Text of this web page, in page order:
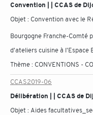
Convention | | CCAS de
Objet : Convention avec le
Bourgogne Franche-Comté
d'ateliers cuisine à l'Espace
Thème : CONVENTIONS -
CCAS2019-06
Délibération | | CCAS de
Objet : Aides